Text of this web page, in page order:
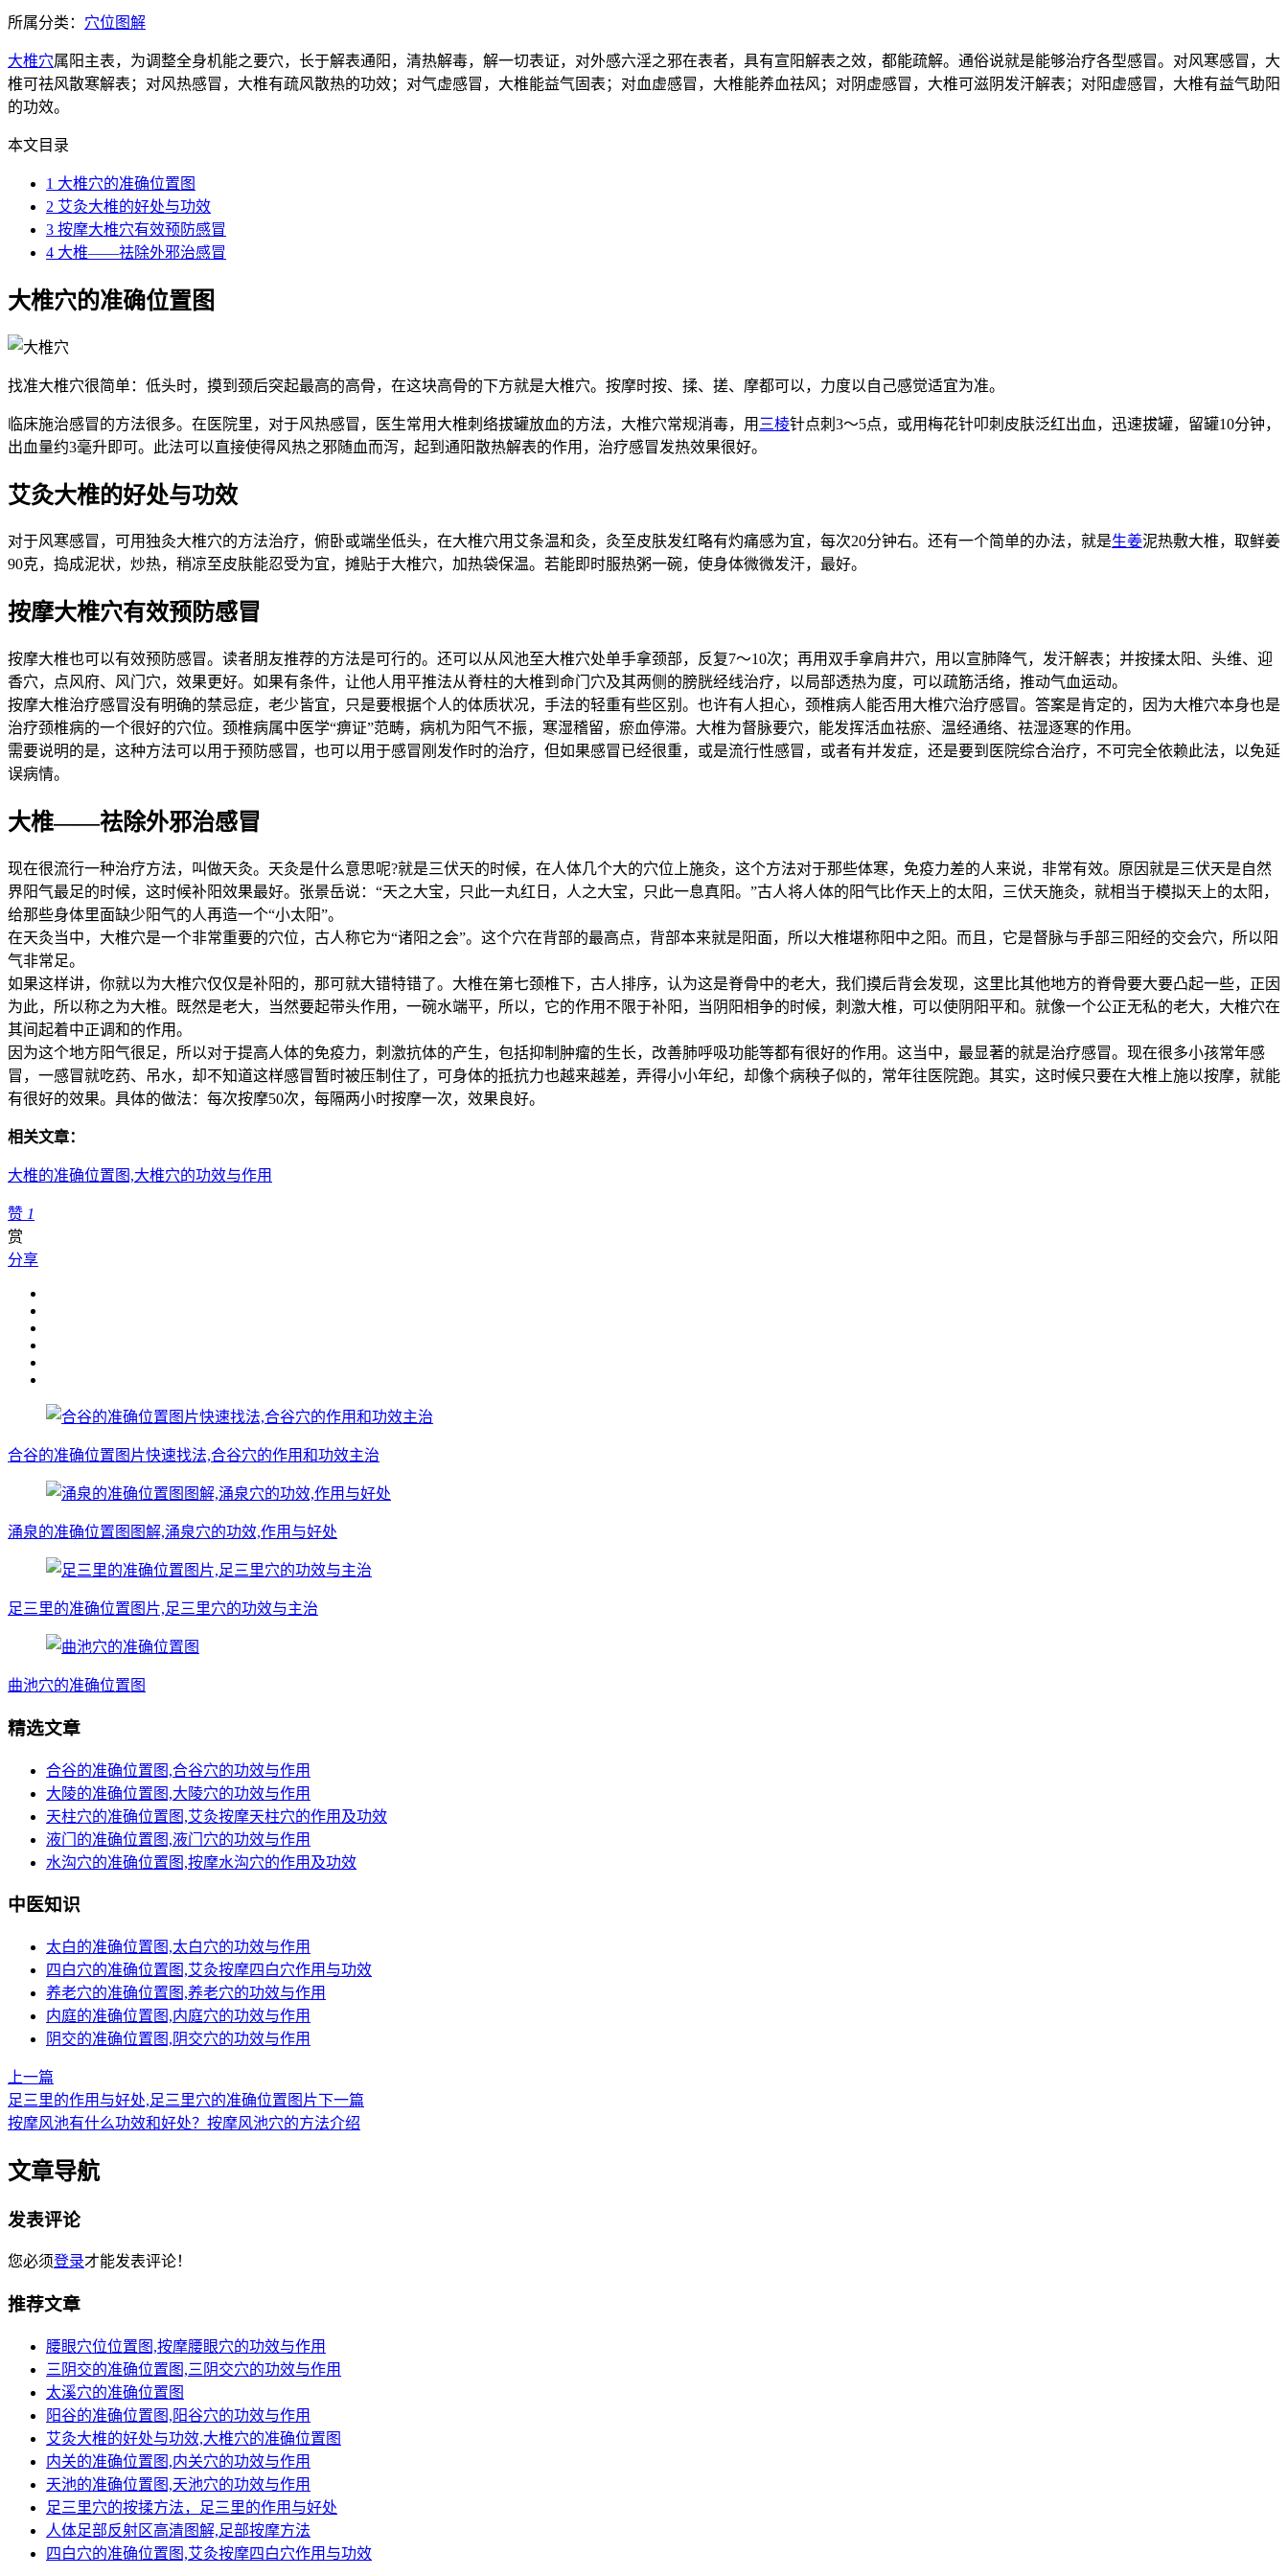
所属分类： 穴位图解
大椎穴属阳主表，为调整全身机能之要穴，长于解表通阳，清热解毒，解一切表证，对外感六淫之邪在表者，具有宣阳解表之效，都能疏解。通俗说就是能够治疗各型感冒。对风寒感冒，大
椎可祛风散寒解表；对风热感冒，大椎有疏风散热的功效；对气虚感冒，大椎能益气固表；对血虚感冒，大椎能养血祛风；对阴虚感冒，大椎可滋阴发汗解表；对阳虚感冒，大椎有益气助阳
的功效。
本文目录
1 大椎穴的准确位置图
2 艾灸大椎的好处与功效
3 按摩大椎穴有效预防感冒
4 大椎——祛除外邪治感冒
大椎穴的准确位置图
找准大椎穴很简单：低头时，摸到颈后突起最高的高骨，在这块高骨的下方就是大椎穴。按摩时按、揉、搓、摩都可以，力度以自己感觉适宜为准。
临床施治感冒的方法很多。在医院里，对于风热感冒，医生常用大椎刺络拔罐放血的方法，大椎穴常规消毒，用 三棱针点刺3～5点，或用梅花针叩刺皮肤泛红出血，迅速拔罐，留罐10分钟，
出血量约3毫升即可。此法可以直接使得风热之邪随血而泻，起到通阳散热解表的作用，治疗感冒发热效果很好。
艾灸大椎的好处与功效
对于风寒感冒，可用独灸大椎穴的方法治疗，俯卧或端坐低头，在大椎穴用艾条温和灸，灸至皮肤发红略有灼痛感为宜，每次20分钟右。还有一个简单的办法，就是生姜泥热敷大椎，取鲜姜
90克，捣成泥状，炒热，稍凉至皮肤能忍受为宜，摊贴于大椎穴，加热袋保温。若能即时服热粥一碗，使身体微微发汗，最好。
按摩大椎穴有效预防感冒
按摩大椎也可以有效预防感冒。读者朋友推荐的方法是可行的。还可以从风池至大椎穴处单手拿颈部，反复7～10次；再用双手拿肩井穴，用以宣肺降气，发汗解表；并按揉太阳、头维、迎
香穴，点风府、风门穴，效果更好。如果有条件，让他人用平推法从脊柱的大椎到命门穴及其两侧的膀胱经线治疗，以局部透热为度，可以疏筋活络，推动气血运动。
按摩大椎治疗感冒没有明确的禁忌症，老少皆宜，只是要根据个人的体质状况，手法的轻重有些区别。也许有人担心，颈椎病人能否用大椎穴治疗感冒。答案是肯定的，因为大椎穴本身也是
治疗颈椎病的一个很好的穴位。颈椎病属中医学“痹证”范畴，病机为阳气不振，寒湿稽留，瘀血停滞。大椎为督脉要穴，能发挥活血祛瘀、温经通络、祛湿逐寒的作用。
需要说明的是，这种方法可以用于预防感冒，也可以用于感冒刚发作时的治疗，但如果感冒已经很重，或是流行性感冒，或者有并发症，还是要到医院综合治疗，不可完全依赖此法，以免延
误病情。
大椎——祛除外邪治感冒
现在很流行一种治疗方法，叫做天灸。天灸是什么意思呢?就是三伏天的时候，在人体几个大的穴位上施灸，这个方法对于那些体寒，免疫力差的人来说，非常有效。原因就是三伏天是自然
界阳气最足的时候，这时候补阳效果最好。张景岳说：“天之大宝，只此一丸红日，人之大宝，只此一息真阳。”古人将人体的阳气比作天上的太阳，三伏天施灸，就相当于模拟天上的太阳，
给那些身体里面缺少阳气的人再造一个“小太阳”。
在天灸当中，大椎穴是一个非常重要的穴位，古人称它为“诸阳之会”。这个穴在背部的最高点，背部本来就是阳面，所以大椎堪称阳中之阳。而且，它是督脉与手部三阳经的交会穴，所以阳
气非常足。
如果这样讲，你就以为大椎穴仅仅是补阳的，那可就大错特错了。大椎在第七颈椎下，古人排序，认为这是脊骨中的老大，我们摸后背会发现，这里比其他地方的脊骨要大要凸起一些，正因
为此，所以称之为大椎。既然是老大，当然要起带头作用，一碗水端平，所以，它的作用不限于补阳，当阴阳相争的时候，刺激大椎，可以使阴阳平和。就像一个公正无私的老大，大椎穴在
其间起着中正调和的作用。
因为这个地方阳气很足，所以对于提高人体的免疫力，刺激抗体的产生，包括抑制肿瘤的生长，改善肺呼吸功能等都有很好的作用。这当中，最显著的就是治疗感冒。现在很多小孩常年感
冒，一感冒就吃药、吊水，却不知道这样感冒暂时被压制住了，可身体的抵抗力也越来越差，弄得小小年纪，却像个病秧子似的，常年往医院跑。其实，这时候只要在大椎上施以按摩，就能
有很好的效果。具体的做法：每次按摩50次，每隔两小时按摩一次，效果良好。
相关文章：
大椎的准确位置图,大椎穴的功效与作用
赞 1
赏
分享
合谷的准确位置图片快速找法,合谷穴的作用和功效主治
涌泉的准确位置图图解,涌泉穴的功效,作用与好处
足三里的准确位置图片,足三里穴的功效与主治
曲池穴的准确位置图
精选文章
合谷的准确位置图,合谷穴的功效与作用
大陵的准确位置图,大陵穴的功效与作用
天柱穴的准确位置图,艾灸按摩天柱穴的作用及功效
液门的准确位置图,液门穴的功效与作用
水沟穴的准确位置图,按摩水沟穴的作用及功效
中医知识
太白的准确位置图,太白穴的功效与作用
四白穴的准确位置图,艾灸按摩四白穴作用与功效
养老穴的准确位置图,养老穴的功效与作用
内庭的准确位置图,内庭穴的功效与作用
阴交的准确位置图,阴交穴的功效与作用
上一篇
足三里的作用与好处,足三里穴的准确位置图片下一篇
按摩风池有什么功效和好处？按摩风池穴的方法介绍
文章导航
发表评论
您必须登录才能发表评论！
推荐文章
腰眼穴位位置图,按摩腰眼穴的功效与作用
三阴交的准确位置图,三阴交穴的功效与作用
太溪穴的准确位置图
阳谷的准确位置图,阳谷穴的功效与作用
艾灸大椎的好处与功效,大椎穴的准确位置图
内关的准确位置图,内关穴的功效与作用
天池的准确位置图,天池穴的功效与作用
足三里穴的按揉方法，足三里的作用与好处
人体足部反射区高清图解,足部按摩方法
四白穴的准确位置图,艾灸按摩四白穴作用与功效